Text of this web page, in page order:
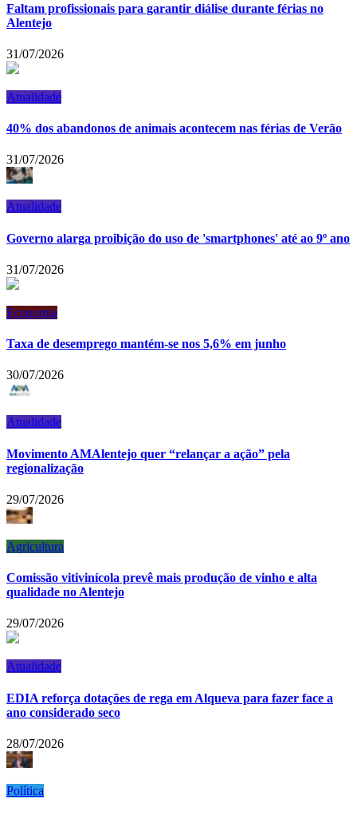
Faltam profissionais para garantir diálise durante férias no
Alentejo
31/07/2026
Atualidade
40% dos abandonos de animais acontecem nas férias de Verão
31/07/2026
Atualidade
Governo alarga proibição do uso de 'smartphones' até ao 9º ano
31/07/2026
Economia
Taxa de desemprego mantém-se nos 5,6% em junho
30/07/2026
Atualidade
Movimento AMAlentejo quer “relançar a ação” pela
regionalização
29/07/2026
Agricultura
Comissão vitivinícola prevê mais produção de vinho e alta
qualidade no Alentejo
29/07/2026
Atualidade
EDIA reforça dotações de rega em Alqueva para fazer face a
ano considerado seco
28/07/2026
Política